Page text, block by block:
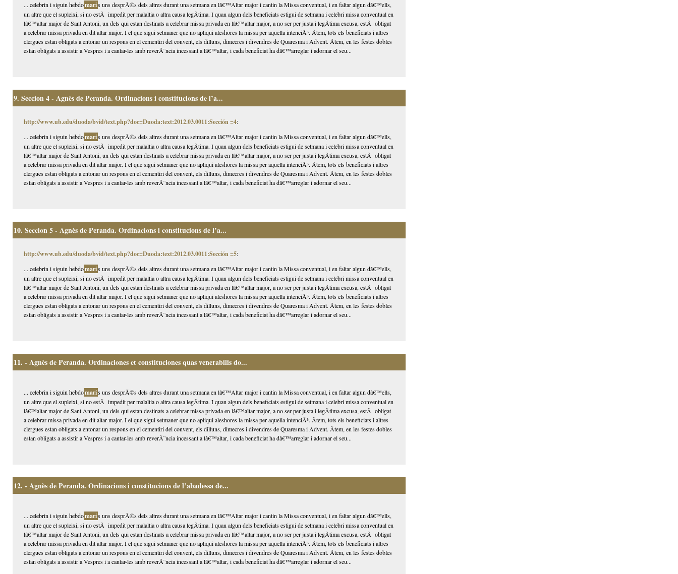
... celebrin i siguin hebdomaris uns desprÃ©s dels altres durant una setmana en lâ€™Altar major i cantin la Missa conventual, i en faltar algun dâ€™ells,
un altre que el supleixi, si no estÃ impedit per malaltia o altra causa legÃ­tima. I quan algun dels beneficiats estigui de setmana i celebri missa conventual en
lâ€™altar major de Sant Antoni, un dels qui estan destinats a celebrar missa privada en lâ€™altar major, a no ser per justa i legÃ­tima excusa, estÃ obligat
a celebrar missa privada en dit altar major. I el que sigui setmaner que no apliqui aleshores la missa per aquella intenciÃ³. Ãtem, tots els beneficiats i altres
clergues estan obligats a entonar un respons en el cementiri del convent, els dilluns, dimecres i divendres de Quaresma i Advent. Ãtem, en les festes dobles
estan obligats a assistir a Vespres i a cantar-les amb reverÃ¨ncia incessant a lâ€™altar, i cada beneficiat ha dâ€™arreglar i adornar el seu...
9. Seccion 4 - Agnès de Peranda. Ordinacions i constitucions de l’a...
http://www.ub.edu/duoda/bvid/text.php?doc=Duoda:text:2012.03.0011:Sección =4:
... celebrin i siguin hebdomaris uns desprÃ©s dels altres durant una setmana en lâ€™Altar major i cantin la Missa conventual, i en faltar algun dâ€™ells,
un altre que el supleixi, si no estÃ impedit per malaltia o altra causa legÃ­tima. I quan algun dels beneficiats estigui de setmana i celebri missa conventual en
lâ€™altar major de Sant Antoni, un dels qui estan destinats a celebrar missa privada en lâ€™altar major, a no ser per justa i legÃ­tima excusa, estÃ obligat
a celebrar missa privada en dit altar major. I el que sigui setmaner que no apliqui aleshores la missa per aquella intenciÃ³. Ãtem, tots els beneficiats i altres
clergues estan obligats a entonar un respons en el cementiri del convent, els dilluns, dimecres i divendres de Quaresma i Advent. Ãtem, en les festes dobles
estan obligats a assistir a Vespres i a cantar-les amb reverÃ¨ncia incessant a lâ€™altar, i cada beneficiat ha dâ€™arreglar i adornar el seu...
10. Seccion 5 - Agnès de Peranda. Ordinacions i constitucions de l’a...
http://www.ub.edu/duoda/bvid/text.php?doc=Duoda:text:2012.03.0011:Sección =5:
... celebrin i siguin hebdomaris uns desprÃ©s dels altres durant una setmana en lâ€™Altar major i cantin la Missa conventual, i en faltar algun dâ€™ells,
un altre que el supleixi, si no estÃ impedit per malaltia o altra causa legÃ­tima. I quan algun dels beneficiats estigui de setmana i celebri missa conventual en
lâ€™altar major de Sant Antoni, un dels qui estan destinats a celebrar missa privada en lâ€™altar major, a no ser per justa i legÃ­tima excusa, estÃ obligat
a celebrar missa privada en dit altar major. I el que sigui setmaner que no apliqui aleshores la missa per aquella intenciÃ³. Ãtem, tots els beneficiats i altres
clergues estan obligats a entonar un respons en el cementiri del convent, els dilluns, dimecres i divendres de Quaresma i Advent. Ãtem, en les festes dobles
estan obligats a assistir a Vespres i a cantar-les amb reverÃ¨ncia incessant a lâ€™altar, i cada beneficiat ha dâ€™arreglar i adornar el seu...
11. - Agnès de Peranda. Ordinaciones et constituciones quas venerabilis do...
... celebrin i siguin hebdomaris uns desprÃ©s dels altres durant una setmana en lâ€™Altar major i cantin la Missa conventual, i en faltar algun dâ€™ells,
un altre que el supleixi, si no estÃ impedit per malaltia o altra causa legÃ­tima. I quan algun dels beneficiats estigui de setmana i celebri missa conventual en
lâ€™altar major de Sant Antoni, un dels qui estan destinats a celebrar missa privada en lâ€™altar major, a no ser per justa i legÃ­tima excusa, estÃ obligat
a celebrar missa privada en dit altar major. I el que sigui setmaner que no apliqui aleshores la missa per aquella intenciÃ³. Ãtem, tots els beneficiats i altres
clergues estan obligats a entonar un respons en el cementiri del convent, els dilluns, dimecres i divendres de Quaresma i Advent. Ãtem, en les festes dobles
estan obligats a assistir a Vespres i a cantar-les amb reverÃ¨ncia incessant a lâ€™altar, i cada beneficiat ha dâ€™arreglar i adornar el seu...
12. - Agnès de Peranda. Ordinacions i constitucions de l’abadessa de...
... celebrin i siguin hebdomaris uns desprÃ©s dels altres durant una setmana en lâ€™Altar major i cantin la Missa conventual, i en faltar algun dâ€™ells,
un altre que el supleixi, si no estÃ impedit per malaltia o altra causa legÃ­tima. I quan algun dels beneficiats estigui de setmana i celebri missa conventual en
lâ€™altar major de Sant Antoni, un dels qui estan destinats a celebrar missa privada en lâ€™altar major, a no ser per justa i legÃ­tima excusa, estÃ obligat
a celebrar missa privada en dit altar major. I el que sigui setmaner que no apliqui aleshores la missa per aquella intenciÃ³. Ãtem, tots els beneficiats i altres
clergues estan obligats a entonar un respons en el cementiri del convent, els dilluns, dimecres i divendres de Quaresma i Advent. Ãtem, en les festes dobles
estan obligats a assistir a Vespres i a cantar-les amb reverÃ¨ncia incessant a lâ€™altar, i cada beneficiat ha dâ€™arreglar i adornar el seu...